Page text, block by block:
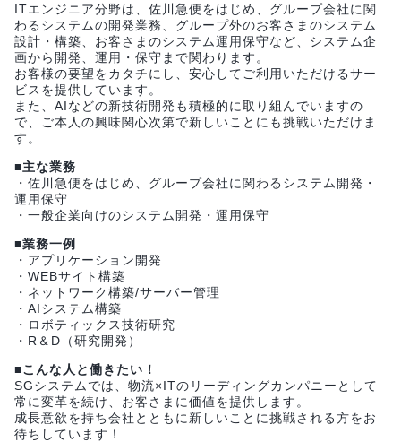
ITエンジニア分野は、佐川急便をはじめ、グループ会社に関
わるシステムの開発業務、グループ外のお客さまのシステム
設計・構築、お客さまのシステム運用保守など、システム企
画から開発、運用・保守まで関わります。
お客様の要望をカタチにし、安心してご利用いただけるサー
ビスを提供しています。
また、AIなどの新技術開発も積極的に取り組んでいますの
で、ご本人の興味関心次第で新しいことにも挑戦いただけま
す。
■主な業務
・佐川急便をはじめ、グループ会社に関わるシステム開発・
運用保守
・一般企業向けのシステム開発・運用保守
■業務一例
・アプリケーション開発
・WEBサイト構築
・ネットワーク構築/サーバー管理
・AIシステム構築
・ロボティックス技術研究
・R＆D（研究開発）
■こんな人と働きたい！
SGシステムでは、物流×ITのリーディングカンパニーとして
常に変革を続け、お客さまに価値を提供します。
成長意欲を持ち会社とともに新しいことに挑戦される方をお
待ちしています！